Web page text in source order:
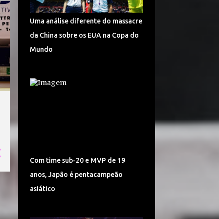
TURQUIA VÔLEI DÍNAMO KAZAN
MUNDIAL DE VÔLEI 2018
CEV CHAMPIONS LEAGUE
SUPERLIGA FEMININA DE VÔLEI
HINODE BARUERI ITAMBÉ MINAS
Uma análise diferente do massacre
da China sobre os EUA na Copa do
Mundo
Com time sub-20 e MVP de 19
anos, Japão é pentacampeão
asiático